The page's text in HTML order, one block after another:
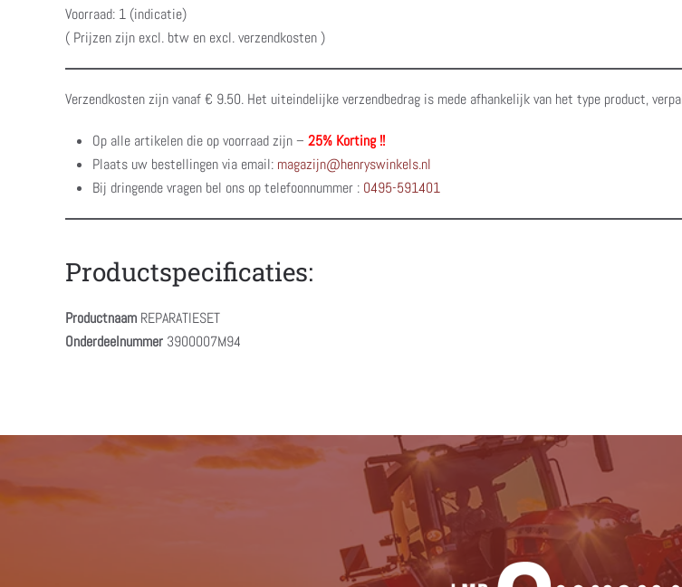
Voorraad: 1 (indicatie)
( Prijzen zijn excl. btw en excl. verzendkosten )
Verzendkosten zijn vanaf € 9.50. Het uiteindelijke verzendbedrag is mede afhankelijk van het type product,
Op alle artikelen die op voorraad zijn – 25% Korting !!
Plaats uw bestellingen via email: magazijn@henryswinkels.nl
Bij dringende vragen bel ons op telefoonnummer : 0495-591401
Productspecificaties:
Productnaam REPARATIESET
Onderdeelnummer 3900007M94